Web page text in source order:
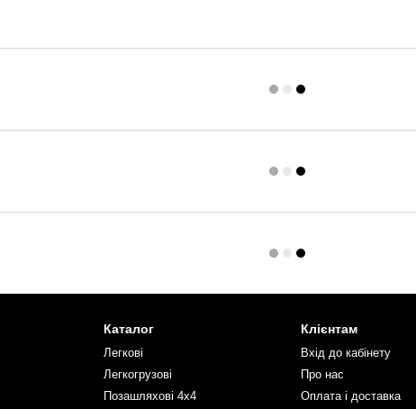
Каталог
Легкові
Легкогрузові
Позашляхові 4х4
Клієнтам
Вхід до кабінету
Про нас
Оплата і доставка